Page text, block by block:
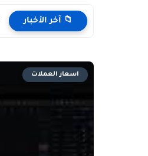
📁 آخر الأخبار
اسعار العملات